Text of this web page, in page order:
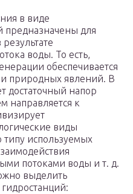
в виде
предназначены для
воды. То есть,
обеспечивается
и природных явлений. В
достаточный напор
направляется к
виды
типу используемых
потоками воды и т. д.
выделить